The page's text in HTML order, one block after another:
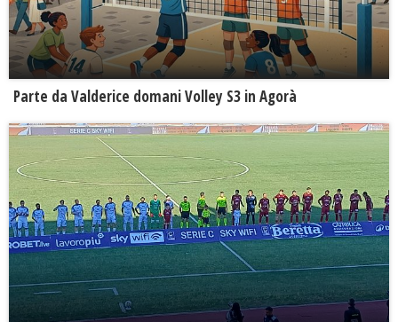
Parte da Valderice domani Volley S3 in Agorà